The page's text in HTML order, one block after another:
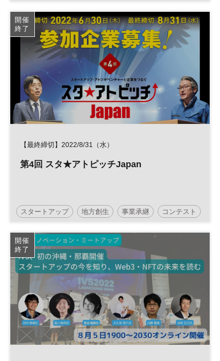
イノベーション 新規事業 DX 参加無料
オープンイノベーション 平日夜開催 ベンチャー
開催
終了
【最終締切】2022/8/31（水）
第4回 スタ★アトピッチJapan
スタートアップ 地方創生 事業承継 コンテスト
ベンチャー
開催
終了